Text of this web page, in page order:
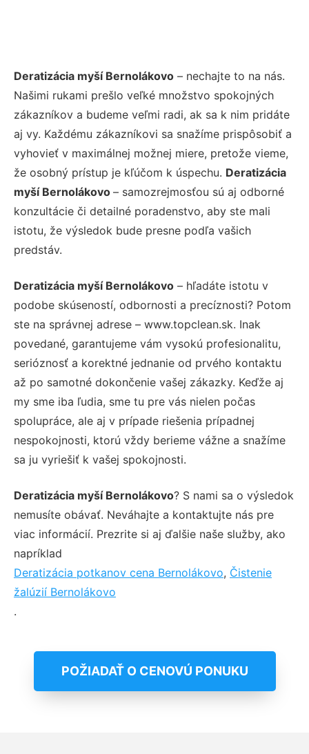
Deratizácia myší Bernolákovo – nechajte to na nás.
Našimi rukami prešlo veľké množstvo spokojných
zákazníkov a budeme veľmi radi, ak sa k nim pridáte
aj vy. Každému zákazníkovi sa snažíme prispôsobiť a
vyhovieť v maximálnej možnej miere, pretože vieme,
že osobný prístup je kľúčom k úspechu. Deratizácia
myší Bernolákovo – samozrejmosťou sú aj odborné
konzultácie či detailné poradenstvo, aby ste mali
istotu, že výsledok bude presne podľa vašich
predstáv.
Deratizácia myší Bernolákovo – hľadáte istotu v
podobe skúseností, odbornosti a precíznosti? Potom
ste na správnej adrese – www.topclean.sk. Inak
povedané, garantujeme vám vysokú profesionalitu,
serióznosť a korektné jednanie od prvého kontaktu
až po samotné dokončenie vašej zákazky. Keďže aj
my sme iba ľudia, sme tu pre vás nielen počas
spolupráce, ale aj v prípade riešenia prípadnej
nespokojnosti, ktorú vždy berieme vážne a snažíme
sa ju vyriešiť k vašej spokojnosti.
Deratizácia myší Bernolákovo? S nami sa o výsledok
nemusíte obávať. Neváhajte a kontaktujte nás pre
viac informácií. Prezrite si aj ďalšie naše služby, ako
napríklad
Deratizácia potkanov cena Bernolákovo, Čistenie
žalúzií Bernolákovo
.
POŽIADAŤ O CENOVÚ PONUKU